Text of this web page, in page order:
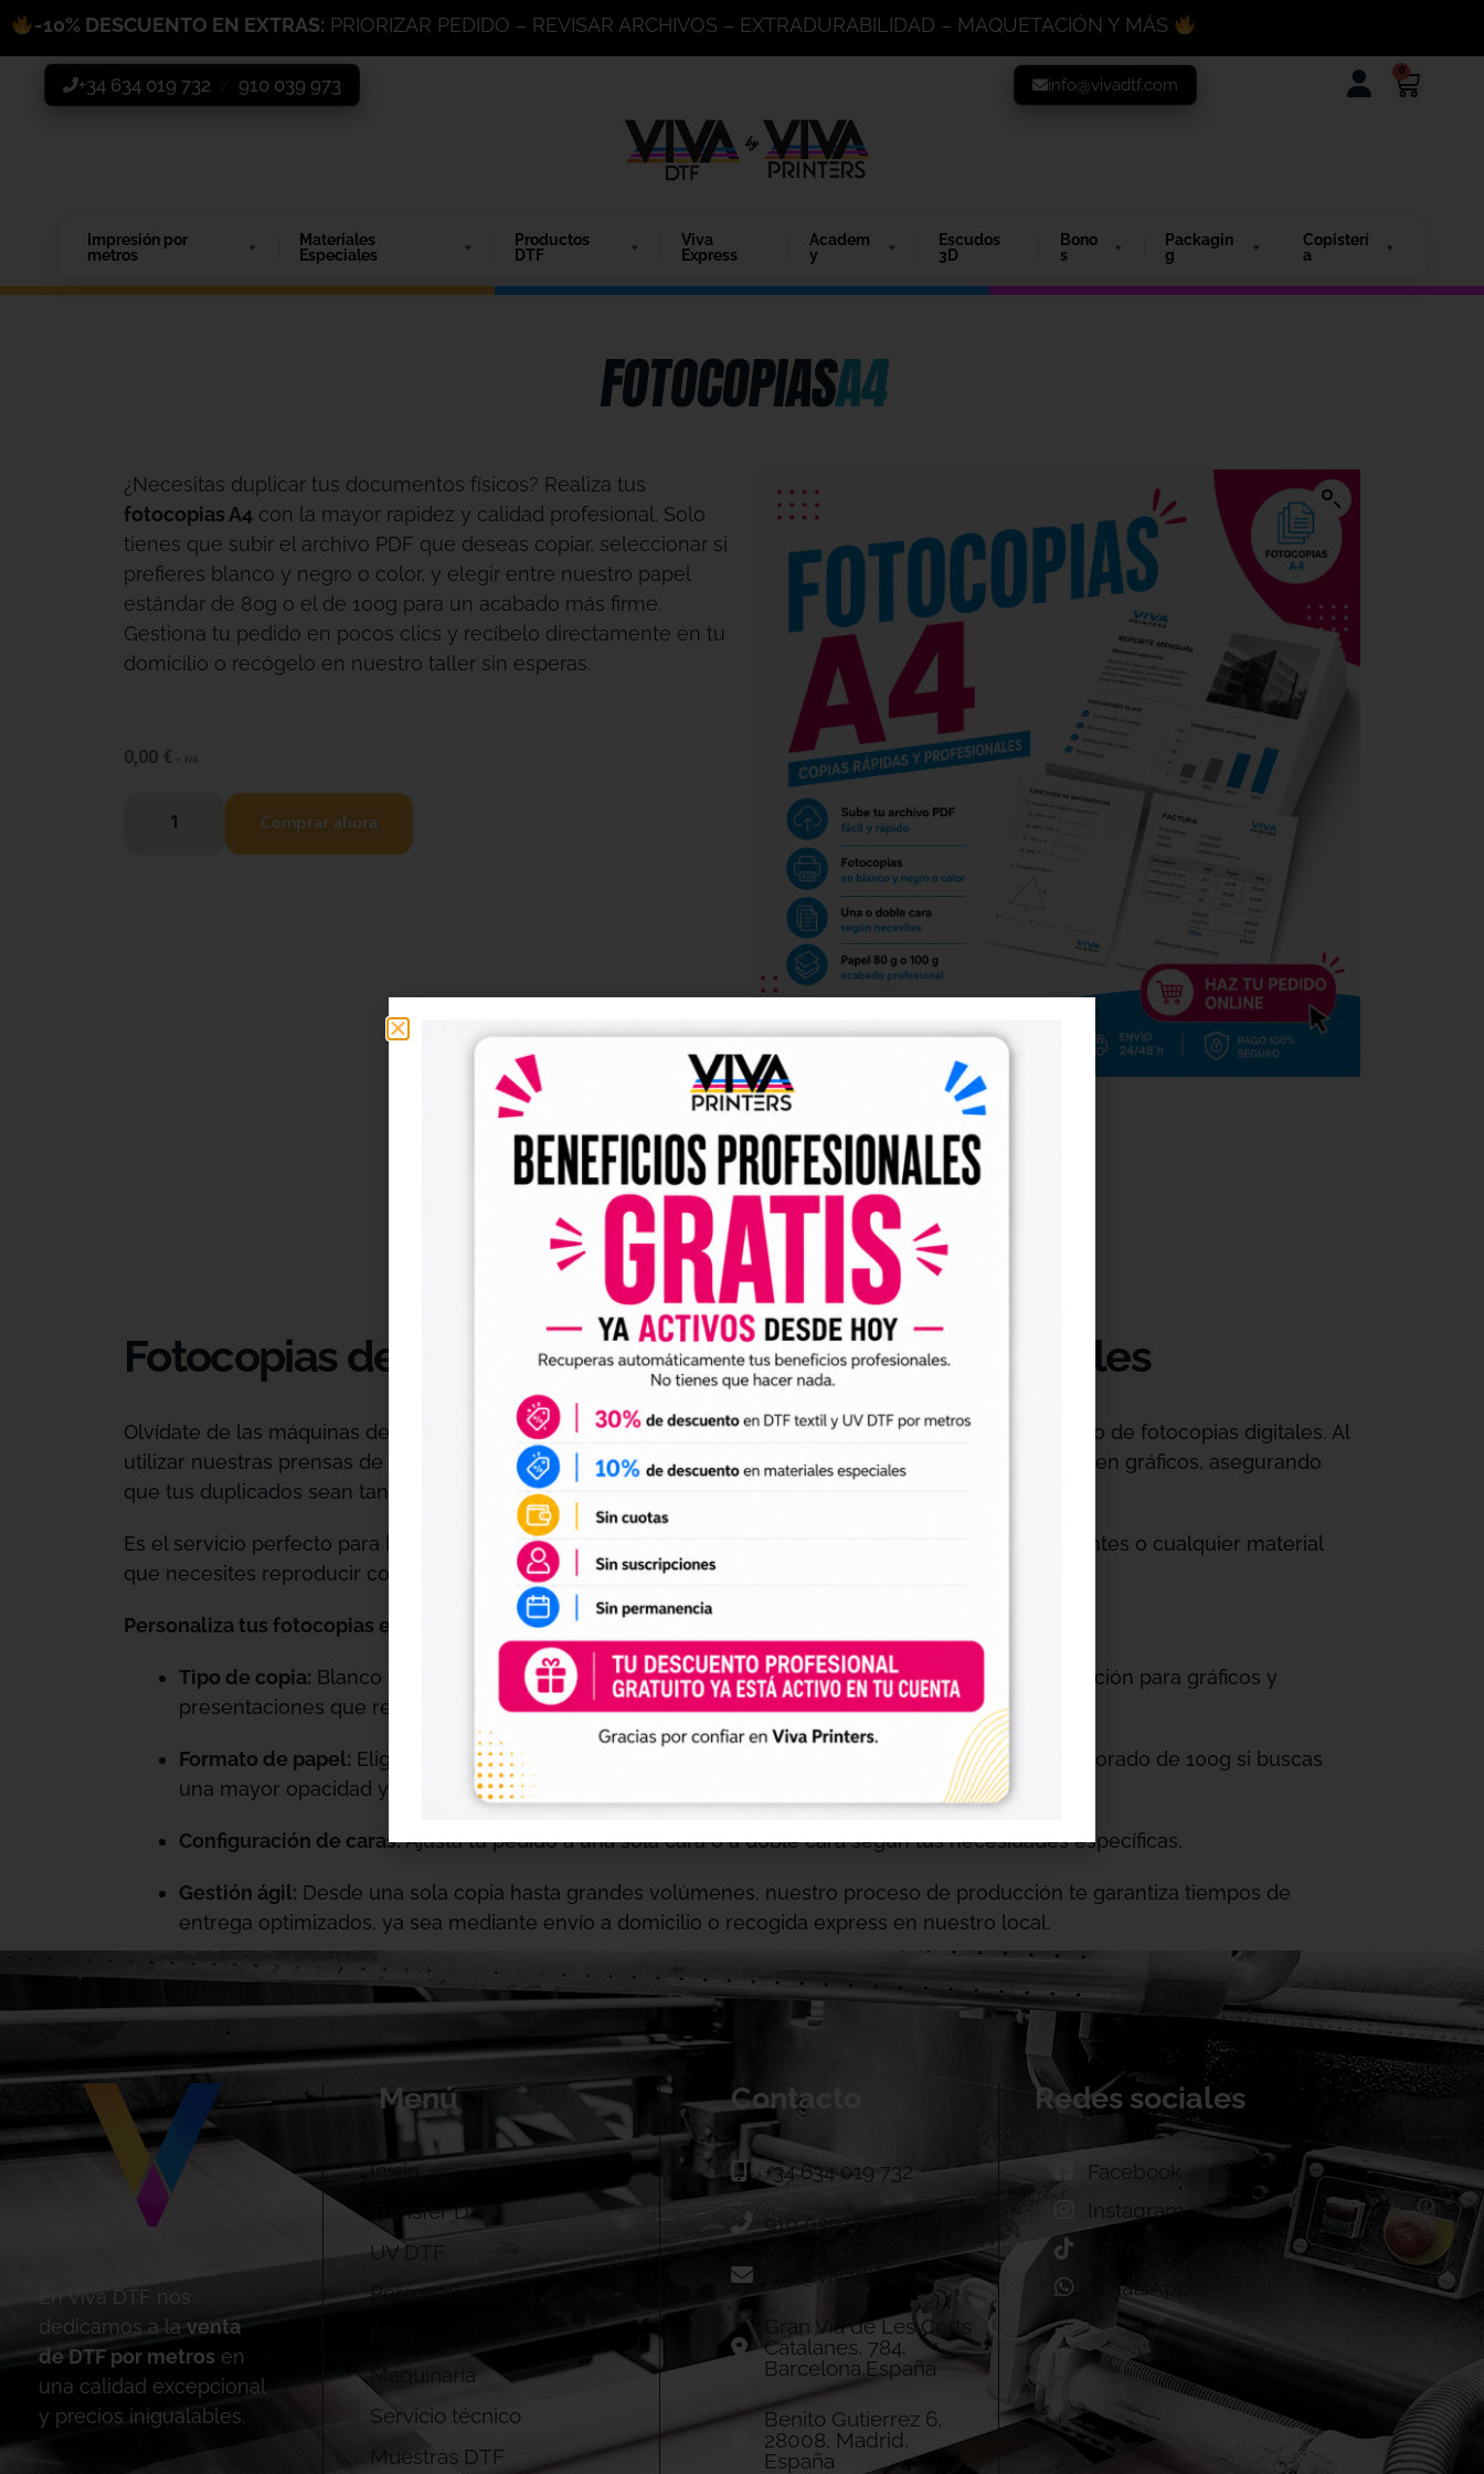
-10% DESCUENTO EN EXTRAS: PRIORIZAR PEDIDO – REVISAR ARCHIVOS – EXTRADURABILIDAD – MAQUETACIÓN Y MÁS
0
+34 634 019 732 910 039 973 info@vivadtf.com
Impresión por
metros
Materiales
Especiales
Productos
DTF
Viva
Express
Academ
y
Escudos
3D
Bono
s
Packagin
g
Copisterí
a
FOTOCOPIASA4
¿Necesitas duplicar tus documentos físicos? Realiza tus
fotocopias A4 con la mayor rapidez y calidad profesional. Solo
tienes que subir el archivo PDF que deseas copiar, seleccionar si
prefieres blanco y negro o color, y elegir entre nuestro papel
estándar de 80g o el de 100g para un acabado más firme.
Gestiona tu pedido en pocos clics y recíbelo directamente en tu
domicilio o recógelo en nuestro taller sin esperas.
0,00 € + IVA
Comprar ahora
DESCRIPCIÓN
Fotocopias de alta calidad: rápidas, nítidas y digitales
Olvídate de las máquinas de oficina convencionales y obtén resultados impecables con nuestro servicio de fotocopias digitales. Al
utilizar nuestras prensas de producción Xerox, garantizamos una nitidez superior tanto en textos como en gráficos, asegurando
que tus duplicados sean tan claros como el original.
Es el servicio perfecto para la gestión de documentación administrativa, duplicación de manuales, apuntes o cualquier material
que necesites reproducir con urgencia y con la garantía de un acabado profesional.
Personaliza tus fotocopias en segundos:
Tipo de copia: Blanco y negro para maximizar el ahorro en documentación, o color de alta resolución para gráficos y
presentaciones que requieran impacto visual.
Formato de papel: Elige papel blanco de 80g para un uso cotidiano eficiente, o nuestro papel mejorado de 100g si buscas
una mayor opacidad y tacto profesional.
Configuración de caras:Ajusta tu pedido a una sola cara o a doble cara según tus necesidades específicas.
Gestión ágil: Desde una sola copia hasta grandes volúmenes, nuestro proceso de producción te garantiza tiempos de
entrega optimizados, ya sea mediante envío a domicilio o recogida express en nuestro local.
En Viva DTF nos
dedicamos a la venta
de DTF por metros en
una calidad excepcional
y precios inigualables.
Menú
Inicio
Transfer DTF
UV DTF
Personalización
Maquinaria
Servicio técnico
Muestras DTF
Contacto
+34 634 019 732
910 039 973
info@vivadtf.com
Gran Vía de Les Corts
Catalanes, 784.
Barcelona,España
Benito Gutierrez 6,
28008, Madrid,
España
Redes sociales
Facebook
Instagram
WhatsApp